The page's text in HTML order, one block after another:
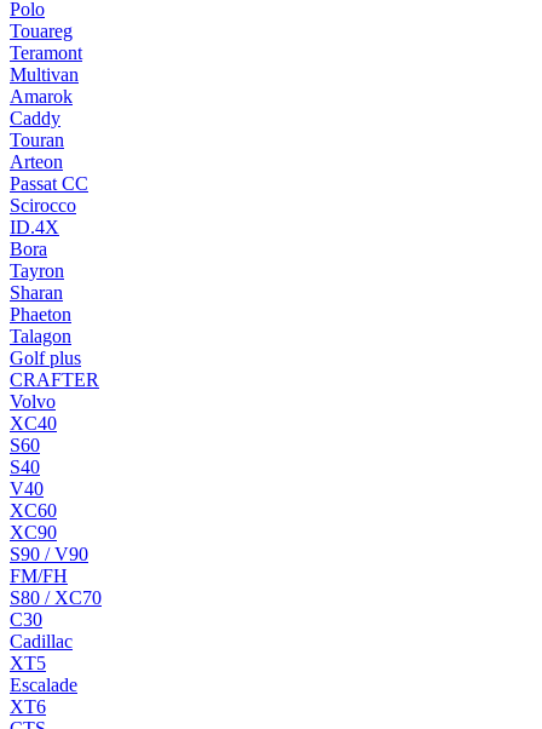
Polo
Touareg
Teramont
Multivan
Amarok
Caddy
Touran
Arteon
Passat CC
Scirocco
ID.4X
Bora
Tayron
Sharan
Phaeton
Talagon
Golf plus
CRAFTER
Volvo
XC40
S60
S40
V40
XC60
XC90
S90 / V90
FM/FH
S80 / XC70
C30
Cadillac
XT5
Escalade
XT6